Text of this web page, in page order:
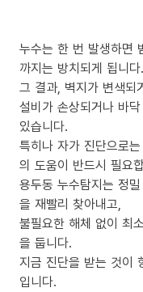
누수는 한 번 발생하면
까지는 방치되게 됩니다.
그 결과, 벽지가 변색되
설비가 손상되거나 바
있습니다.
특히나 자가 진단으로
의 도움이 반드시 필요
용두동 누수탐지는 정
을 재빨리 찾아내고,
불필요한 해체 없이 최
을 둡니다.
지금 진단을 받는 것이
입니다.